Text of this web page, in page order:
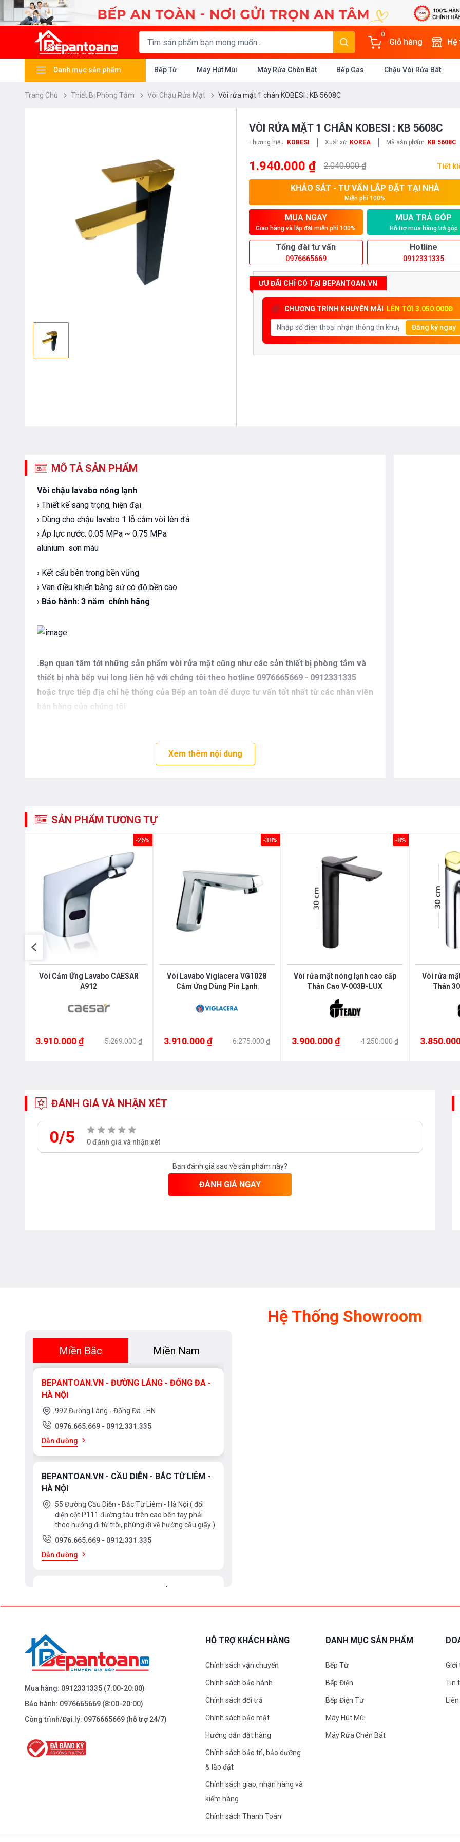
0
Giỏ hàng
Danh mục sản phẩm Bếp Từ Máy Hút Mùi Máy Rửa Chén Bát Bếp Gas Chậu Vòi Rửa Bát
Trang Chủ Thiết Bị Phòng Tắm Vòi Chậu Rửa Mặt Vòi rửa mặt 1 chân KOBESI : KB 5608C
VÒI RỬA MẶT 1 CHÂN KOBESI : KB 5608C
Thương hiệu KOBESI | Xuất xứ KOREA | Mã sản phẩm KB 5608C
1.940.000 ₫ 2.040.000 ₫ Tiết
KHẢO SÁT - TƯ VẤN LẮP ĐẶT TẠI NHÀ
Miễn phí 100%
MUA NGAY
Giao hàng và lắp đặt miễn phí 100%
MUA TRẢ GÓP
Hỗ trợ mua hàng trả góp
Tổng đài tư vấn
0976665669
Hotline
0912331335
ƯU ĐÃI CHỈ CÓ TẠI BEPANTOAN.VN
CHƯƠNG TRÌNH KHUYẾN MÃI LÊN TỚI 3.050.000Đ
Đăng ký ngay
MÔ TẢ SẢN PHẨM
Vòi chậu lavabo nóng lạnh
› Thiết kế sang trọng, hiện đại
› Dùng cho chậu lavabo 1 lỗ cắm vòi lên đá
› Áp lực nước: 0.05 MPa ~ 0.75 MPa
alunium sơn màu
› Kết cấu bên trong bền vững
› Van điều khiển bằng sứ có độ bền cao
› Bảo hành: 3 năm chính hãng
.Bạn quan tâm tới những sản phẩm vòi rửa mặt cũng như các sản thiết bị phòng tắm và
thiết bị nhà bếp vui long liên hệ với chúng tôi theo hotline 0976665669 - 0912331335
hoặc trực tiếp địa chỉ hệ thống của Bếp an toàn để được tư vấn tốt nhất từ các nhân viên
bán hàng của chúng tôi
Xem thêm nội dung
SẢN PHẨM TƯƠNG TỰ
-26%
Vòi Cảm Ứng Lavabo CAESAR
A912
3.910.000 ₫ 5.269.000 ₫
-38%
Vòi Lavabo Viglacera VG1028
Cảm Ứng Dùng Pin Lạnh
3.910.000 ₫ 6.275.000 ₫
-8%
Vòi rửa mặt nóng lạnh cao cấp
Thân Cao V-003B-LUX
3.900.000 ₫ 4.250.000 ₫
Vòi rửa
Thân
ĐÁNH GIÁ VÀ NHẬN XÉT
0/5 0 đánh giá và nhận xét
Bạn đánh giá sao về sản phẩm này?
ĐÁNH GIÁ NGAY
Hệ Thống Showroom
Miền Bắc Miền Nam
BEPANTOAN.VN - ĐƯỜNG LÁNG - ĐỐNG ĐA -
HÀ NỘI
992 Đường Láng - Đống Đa - HN
0976.665.669 - 0912.331.335
Dẫn đường
BEPANTOAN.VN - CẦU DIỄN - BẮC TỪ LIÊM -
HÀ NỘI
55 Đường Cầu Diễn - Bắc Từ Liêm - Hà Nội ( đối
diện cột P111 đường tàu trên cao bên tay phải
theo hướng đi từ trôi, phùng đi về hướng cầu giấy )
0976.665.669 - 0912.331.335
Dẫn đường
BEPANTOAN.VN - ĐẠI LA - HAI BÀ TRƯNG -
Dẫn đường
BEPANTOAN.VN - NGUYỄN TRÃI - THANH
Dẫn đường
Mua hàng: 0912331335 (7:00-20:00)
Bảo hành: 0976665669 (8:00-20:00)
Công trình/Đại lý: 0976665669 (hỗ trợ 24/7)
HỖ TRỢ KHÁCH HÀNG
Chính sách vận chuyển
Chính sách bảo hành
Chính sách đổi trả
Chính sách bảo mật
Hướng dẫn đặt hàng
Chính sách bảo trì, bảo dưỡng
& lắp đặt
Chính sách giao, nhận hàng và
kiểm hàng
Chính sách Thanh Toán
DANH MỤC SẢN PHẨM
Bếp Từ
Bếp Điện
Bếp Điện Từ
Máy Hút Mùi
Máy Rửa Chén Bát
Giới
Tin